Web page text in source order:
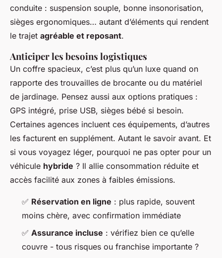
conduite : suspension souple, bonne insonorisation,
sièges ergonomiques… autant d’éléments qui rendent
le trajet agréable et reposant.
Anticiper les besoins logistiques
Un coffre spacieux, c’est plus qu’un luxe quand on
rapporte des trouvailles de brocante ou du matériel
de jardinage. Pensez aussi aux options pratiques :
GPS intégré, prise USB, sièges bébé si besoin.
Certaines agences incluent ces équipements, d’autres
les facturent en supplément. Autant le savoir avant. Et
si vous voyagez léger, pourquoi ne pas opter pour un
véhicule hybride ? Il allie consommation réduite et
accès facilité aux zones à faibles émissions.
✅ Réservation en ligne : plus rapide, souvent
moins chère, avec confirmation immédiate
✅ Assurance incluse : vérifiez bien ce qu’elle
couvre - tous risques ou franchise importante ?